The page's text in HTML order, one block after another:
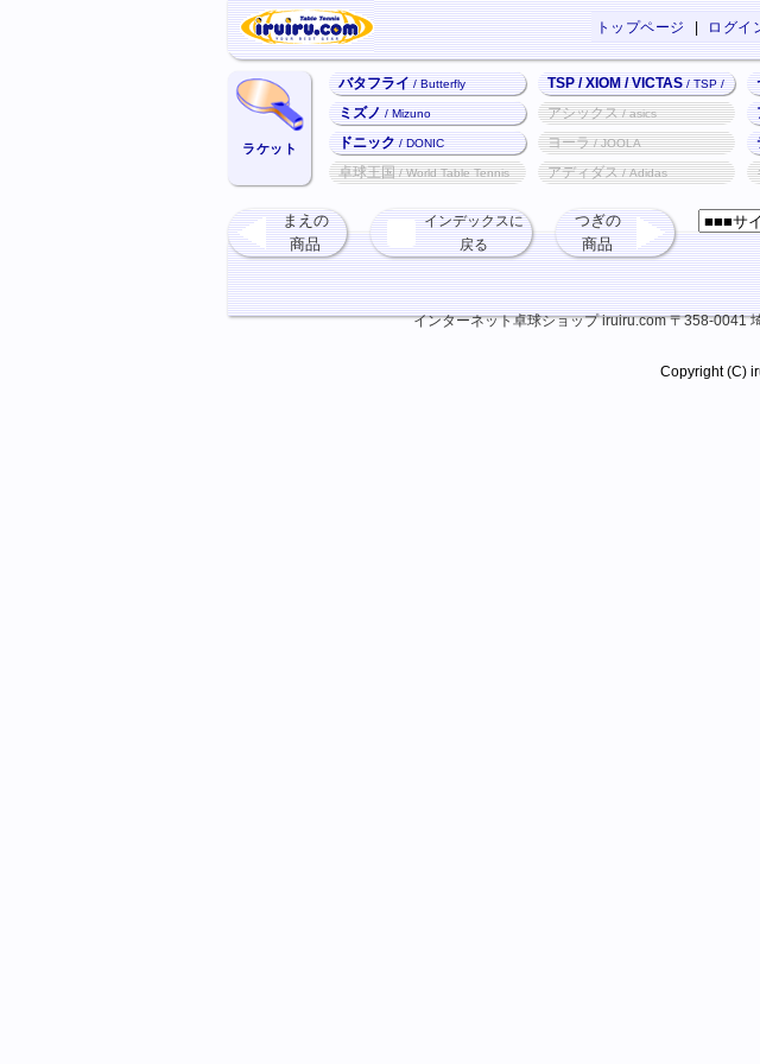
ログイ
トップページ
ラケット
バタフライ/ Butterfly TSP / XIOM / VICTAS/ TSP /
XIOM / VICTAS
ミズノ/ Mizuno アシックス/ asics
ドニック/ DONIC ヨーラ/ JOOLA
卓球王国/ World Table Tennis アディダス/ Adidas
まえの
商品
インデックスに
戻る
つぎの
商品
インターネット卓球ショップ iruiru.com〒358-0041
Copyright (C)